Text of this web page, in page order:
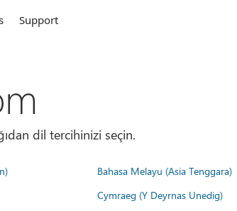
Support
dil tercihinizi seçin.
Bahasa Melayu (Asia Tenggara)
Cymraeg (Y Deyrnas Unedig)